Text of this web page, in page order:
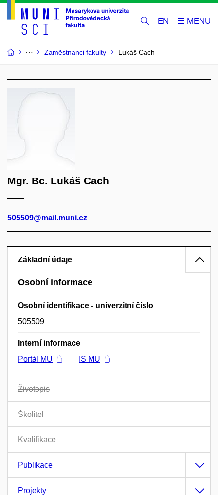
EN
Zaměstnanci fakulty Lukáš Cach
Mgr. Bc. Lukáš Cach
505509@mail.muni.cz
Základní údaje
Osobní informace
Osobní identifikace - univerzitní číslo
505509
Interní informace
Portál MU
IS MU
Životopis
Školitel
Kvalifikace
Publikace
Projekty